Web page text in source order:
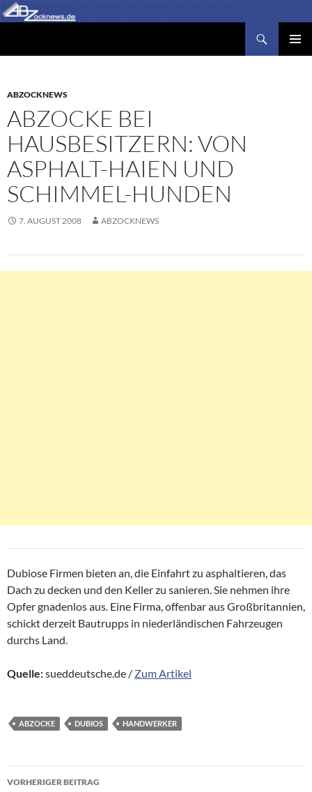
Zum
Inhalt
ABZOCKNEWS
ABZOCKE BEI
HAUSBESITZERN: VON
ASPHALT-HAIEN UND
SCHIMMEL-HUNDEN
7. AUGUST 2008 ABZOCKNEWS
Dubiose Firmen bieten an, die Einfahrt zu asphaltieren, das
Dach zu decken und den Keller zu sanieren. Sie nehmen ihre
Opfer gnadenlos aus. Eine Firma, offenbar aus Großbritannien,
schickt derzeit Bautrupps in niederländischen Fahrzeugen
durchs Land.
Quelle:sueddeutsche.de / Zum Artikel
ABZOCKE DUBIOS HANDWERKER
Beitragsnavigation
VORHERIGER BEITRAG